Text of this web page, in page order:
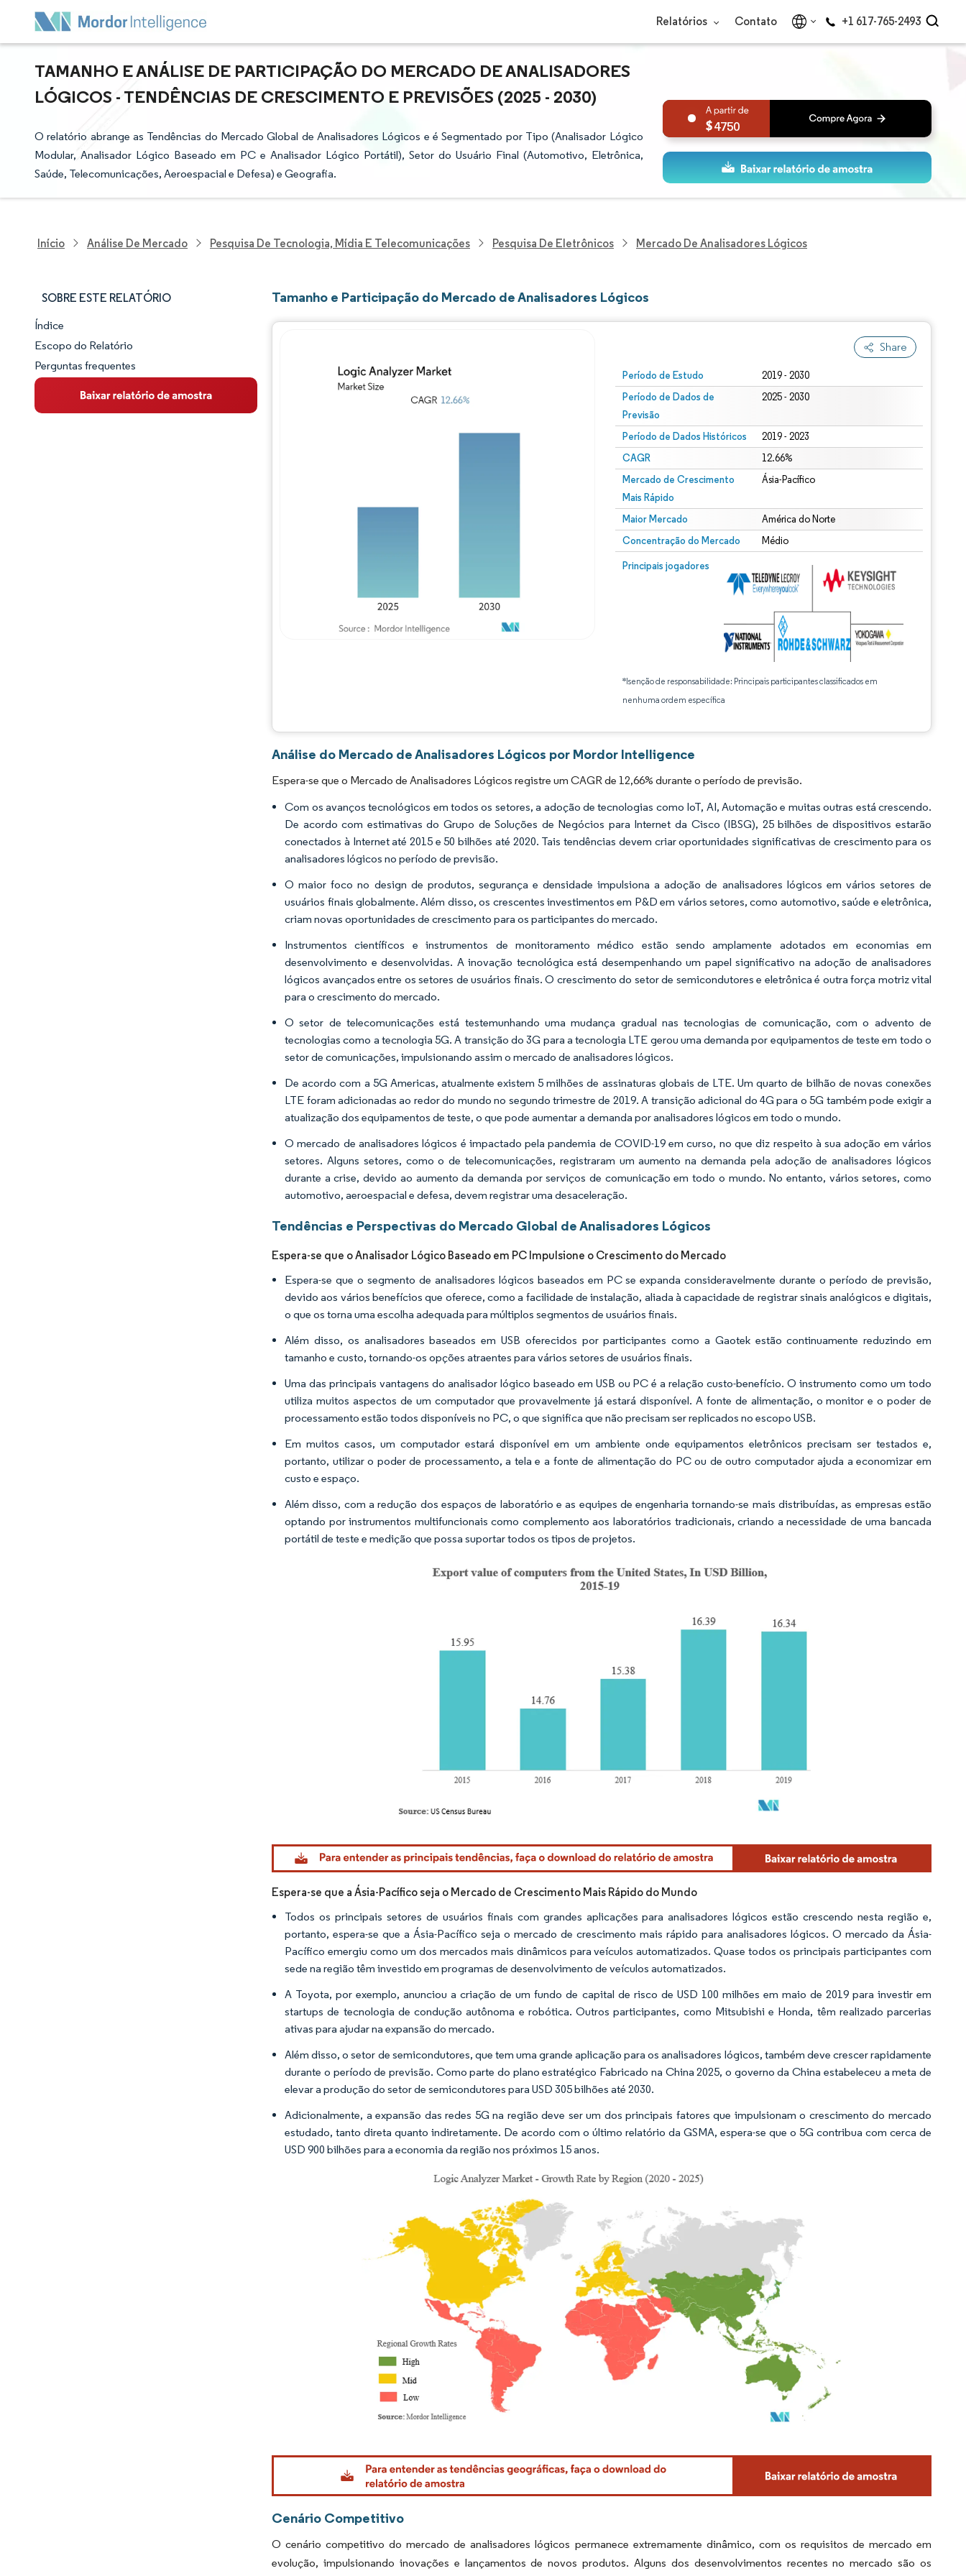
Relatórios Contato +1 617-765-2493
TAMANHO E ANÁLISE DE PARTICIPAÇÃO DO MERCADO DE ANALISADORES
LÓGICOS - TENDÊNCIAS DE CRESCIMENTO E PREVISÕES (2025 - 2030)
O relatório abrange as Tendências do Mercado Global de Analisadores Lógicos e é Segmentado por Tipo (Analisador Lógico
Modular, Analisador Lógico Baseado em PC e Analisador Lógico Portátil), Setor do Usuário Final (Automotivo, Eletrônica,
Saúde, Telecomunicações, Aeroespacial e Defesa) e Geografia.
4750
Início Análise De Mercado Pesquisa De Tecnologia, Mídia E Telecomunicações Pesquisa De Eletrônicos Mercado De Analisadores Lógicos
SOBRE ESTE RELATÓRIO
Panorama do Mercado
Visão Geral do Mercado
Principais Tendências de Mercado
Índice
Escopo do Relatório
Perguntas frequentes
Tamanho e Participação do Mercado de Analisadores Lógicos
Share
Período de Estudo 2019 - 2030
Período de Dados de
Previsão
2025 - 2030
Período de Dados Históricos 2019 - 2023
CAGR 12.66%
Mercado de Crescimento
Mais Rápido
Ásia-Pacífico
Maior Mercado América do Norte
Concentração do Mercado Médio
Principais jogadores
*Isenção de responsabilidade: Principais participantes classificados em
nenhuma ordem específica
Análise do Mercado de Analisadores Lógicos por Mordor Intelligence
Espera-se que o Mercado de Analisadores Lógicos registre um CAGR de 12,66% durante o período de previsão.
Com os avanços tecnológicos em todos os setores, a adoção de tecnologias como IoT, AI, Automação e muitas outras está crescendo.
De acordo com estimativas do Grupo de Soluções de Negócios para Internet da Cisco (IBSG), 25 bilhões de dispositivos estarão
conectados à Internet até 2015 e 50 bilhões até 2020. Tais tendências devem criar oportunidades significativas de crescimento para os
analisadores lógicos no período de previsão.
O maior foco no design de produtos, segurança e densidade impulsiona a adoção de analisadores lógicos em vários setores de
usuários finais globalmente. Além disso, os crescentes investimentos em P&D em vários setores, como automotivo, saúde e eletrônica,
criam novas oportunidades de crescimento para os participantes do mercado.
Instrumentos científicos e instrumentos de monitoramento médico estão sendo amplamente adotados em economias em
desenvolvimento e desenvolvidas. A inovação tecnológica está desempenhando um papel significativo na adoção de analisadores
lógicos avançados entre os setores de usuários finais. O crescimento do setor de semicondutores e eletrônica é outra força motriz vital
para o crescimento do mercado.
O setor de telecomunicações está testemunhando uma mudança gradual nas tecnologias de comunicação, com o advento de
tecnologias como a tecnologia 5G. A transição do 3G para a tecnologia LTE gerou uma demanda por equipamentos de teste em todo o
setor de comunicações, impulsionando assim o mercado de analisadores lógicos.
De acordo com a 5G Americas, atualmente existem 5 milhões de assinaturas globais de LTE. Um quarto de bilhão de novas conexões
LTE foram adicionadas ao redor do mundo no segundo trimestre de 2019. A transição adicional do 4G para o 5G também pode exigir a
atualização dos equipamentos de teste, o que pode aumentar a demanda por analisadores lógicos em todo o mundo.
O mercado de analisadores lógicos é impactado pela pandemia de COVID-19 em curso, no que diz respeito à sua adoção em vários
setores. Alguns setores, como o de telecomunicações, registraram um aumento na demanda pela adoção de analisadores lógicos
durante a crise, devido ao aumento da demanda por serviços de comunicação em todo o mundo. No entanto, vários setores, como
automotivo, aeroespacial e defesa, devem registrar uma desaceleração.
Tendências e Perspectivas do Mercado Global de Analisadores Lógicos
Espera-se que o Analisador Lógico Baseado em PC Impulsione o Crescimento do Mercado
Espera-se que o segmento de analisadores lógicos baseados em PC se expanda consideravelmente durante o período de previsão,
devido aos vários benefícios que oferece, como a facilidade de instalação, aliada à capacidade de registrar sinais analógicos e digitais,
o que os torna uma escolha adequada para múltiplos segmentos de usuários finais.
Além disso, os analisadores baseados em USB oferecidos por participantes como a Gaotek estão continuamente reduzindo em
tamanho e custo, tornando-os opções atraentes para vários setores de usuários finais.
Uma das principais vantagens do analisador lógico baseado em USB ou PC é a relação custo-benefício. O instrumento como um todo
utiliza muitos aspectos de um computador que provavelmente já estará disponível. A fonte de alimentação, o monitor e o poder de
processamento estão todos disponíveis no PC, o que significa que não precisam ser replicados no escopo USB.
Em muitos casos, um computador estará disponível em um ambiente onde equipamentos eletrônicos precisam ser testados e,
portanto, utilizar o poder de processamento, a tela e a fonte de alimentação do PC ou de outro computador ajuda a economizar em
custo e espaço.
Além disso, com a redução dos espaços de laboratório e as equipes de engenharia tornando-se mais distribuídas, as empresas estão
optando por instrumentos multifuncionais como complemento aos laboratórios tradicionais, criando a necessidade de uma bancada
portátil de teste e medição que possa suportar todos os tipos de projetos.
Imagem © Mordor Intelligence. O reuso requer atribuição conforme CC BY 4.0.
Espera-se que a Ásia-Pacífico seja o Mercado de Crescimento Mais Rápido do Mundo
Todos os principais setores de usuários finais com grandes aplicações para analisadores lógicos estão crescendo nesta região e,
portanto, espera-se que a Ásia-Pacífico seja o mercado de crescimento mais rápido para analisadores lógicos. O mercado da Ásia-
Pacífico emergiu como um dos mercados mais dinâmicos para veículos automatizados. Quase todos os principais participantes com
sede na região têm investido em programas de desenvolvimento de veículos automatizados.
A Toyota, por exemplo, anunciou a criação de um fundo de capital de risco de USD 100 milhões em maio de 2019 para investir em
startups de tecnologia de condução autônoma e robótica. Outros participantes, como Mitsubishi e Honda, têm realizado parcerias
ativas para ajudar na expansão do mercado.
Além disso, o setor de semicondutores, que tem uma grande aplicação para os analisadores lógicos, também deve crescer rapidamente
durante o período de previsão. Como parte do plano estratégico Fabricado na China 2025, o governo da China estabeleceu a meta de
elevar a produção do setor de semicondutores para USD 305 bilhões até 2030.
Adicionalmente, a expansão das redes 5G na região deve ser um dos principais fatores que impulsionam o crescimento do mercado
estudado, tanto direta quanto indiretamente. De acordo com o último relatório da GSMA, espera-se que o 5G contribua com cerca de
USD 900 bilhões para a economia da região nos próximos 15 anos.
Imagem © Mordor Intelligence. O reuso requer atribuição conforme CC BY 4.0.
Cenário Competitivo
O cenário competitivo do mercado de analisadores lógicos permanece extremamente dinâmico, com os requisitos de mercado em
evolução, impulsionando inovações e lançamentos de novos produtos. Alguns dos desenvolvimentos recentes no mercado são os